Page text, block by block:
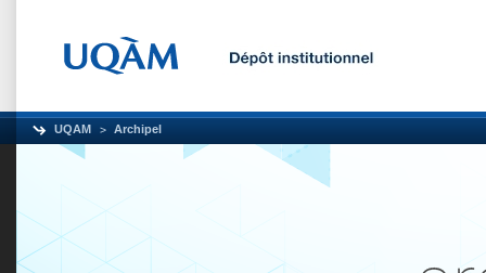
UQAM Archipel